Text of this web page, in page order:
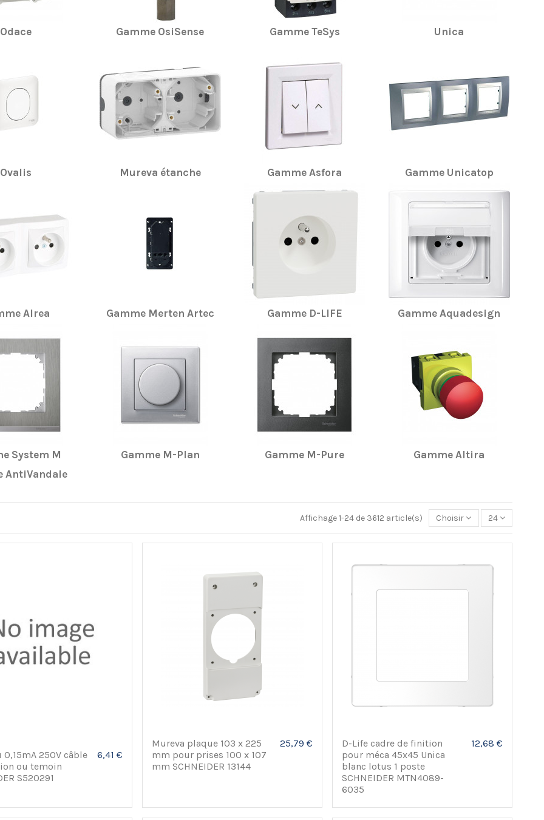
Odace Gamme OsiSense Gamme TeSys Unica
Ovalis Mureva étanche Gamme Asfora Gamme Unicatop
Alrea Gamme Merten Artec Gamme D-LIFE Gamme Aquadesign
System M Gamme M-Plan Gamme M-Pure
Gamme Altira
AntiVandale
Affichage 1-24 de 3612 article(s) Choisir 24
0,15mA 250V câble
ou temoin
S520291
6,41 €
Mureva plaque 103 x 225
mm pour prises 100 x 107
mm SCHNEIDER 13144
25,79 €
D-Life cadre de finition
pour méca 45x45 Unica
blanc lotus 1 poste
SCHNEIDER MTN4089-
6035
12,68 €